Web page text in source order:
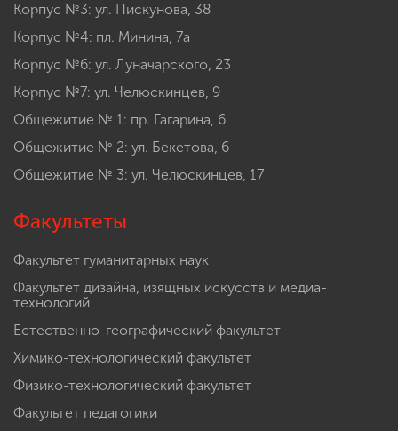
Корпус №3: ул. Пискунова, 38
Корпус №4: пл. Минина, 7а
Корпус №6: ул. Луначарского, 23
Корпус №7: ул. Челюскинцев, 9
Общежитие № 1: пр. Гагарина, 6
Общежитие № 2: ул. Бекетова, 6
Общежитие № 3: ул. Челюскинцев, 17
Факультеты
Факультет гуманитарных наук
Факультет дизайна, изящных искусств и медиа-
технологий
Естественно-географический факультет
Химико-технологический факультет
Физико-технологический факультет
Факультет педагогики